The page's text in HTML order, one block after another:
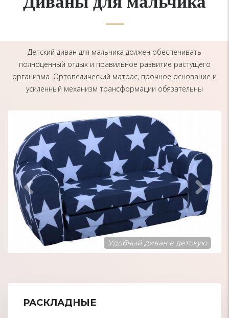
Детский диван для мальчика должен обеспечивать
полноценный отдых и правильное развитие растущего
организма. Ортопедический матрас, прочное основание и
усиленный механизм трансформации обязательны
Диван с принтом Тачки
РАСКЛАДНЫЕ